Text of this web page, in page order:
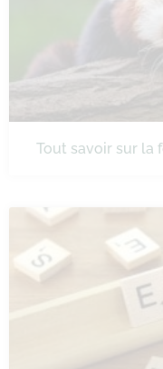
Tout savoir sur la